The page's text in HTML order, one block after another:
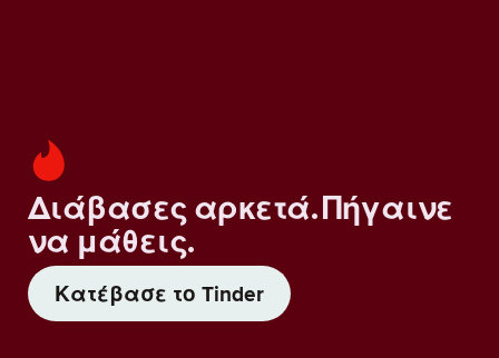
Διάβασες αρκετά. Πήγαινε
να μάθεις.
Κατέβασε το Tinder